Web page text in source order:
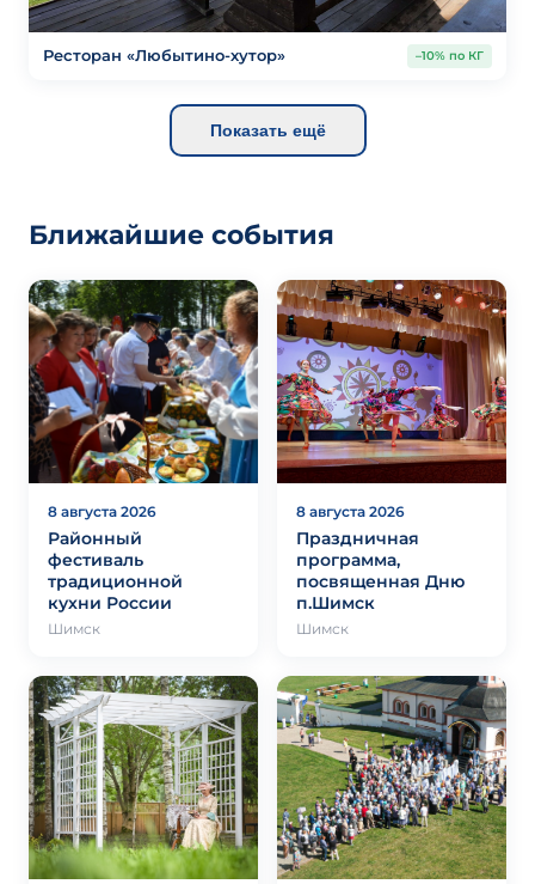
Ресторан «Любытино-хутор» –10% по КГ
Показать ещё
Ближайшие события
8 августа 2026
Районный
фестиваль
традиционной
кухни России
Шимск
8 августа 2026
Праздничная
программа,
посвященная Дню
п.Шимск
Шимск